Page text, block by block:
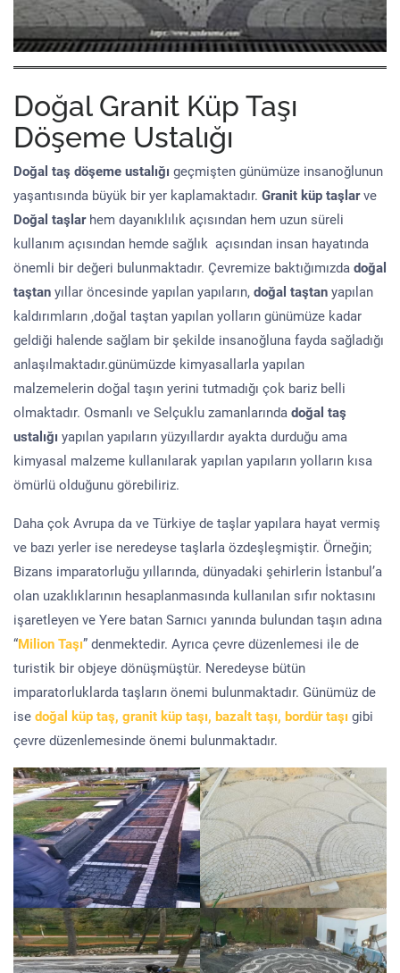
Doğal Granit Küp Taşı
Döşeme Ustalığı
Doğal taş döşeme ustalığı geçmişten günümüze insanoğlunun
yaşantısında büyük bir yer kaplamaktadır. Granit küp taşlarve
Doğal taşlar hem dayanıklılık açısından hem uzun süreli
kullanım açısından hemde sağlık açısından insan hayatında
önemli bir değeri bulunmaktadır. Çevremize baktığımızda doğal
taştan yıllar öncesinde yapılan yapıların, doğal taştan yapılan
kaldırımların ,doğal taştan yapılan yolların günümüze kadar
geldiği halende sağlam bir şekilde insanoğluna fayda sağladığı
anlaşılmaktadır.günümüzde kimyasallarla yapılan
malzemelerin doğal taşın yerini tutmadığı çok bariz belli
olmaktadır. Osmanlı ve Selçuklu zamanlarında doğal taş
ustalığı yapılan yapıların yüzyıllardır ayakta durduğu ama
kimyasal malzeme kullanılarak yapılan yapıların yolların kısa
ömürlü olduğunu görebiliriz.
Daha çok Avrupa da ve Türkiye de taşlar yapılara hayat vermiş
ve bazı yerler ise neredeyse taşlarla özdeşleşmiştir. Örneğin;
Bizans imparatorluğu yıllarında, dünyadaki şehirlerin İstanbul’a
olan uzaklıklarının hesaplanmasında kullanılan sıfır noktasını
işaretleyen ve Yere batan Sarnıcı yanında bulundan taşın adına
“Milion Taşı” denmektedir. Ayrıca çevre düzenlemesi ile de
turistik bir objeye dönüşmüştür. Neredeyse bütün
imparatorluklarda taşların önemi bulunmaktadır. Günümüz de
ise doğal küp taş, granit küp taşı, bazalt taşı, bordür taşı gibi
çevre düzenlemesinde önemi bulunmaktadır.